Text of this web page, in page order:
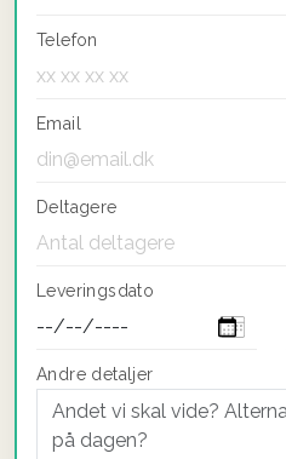
Telefon
Email
Deltagere
Leveringsdato
Andre detaljer